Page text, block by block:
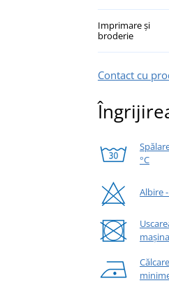
Imprimare și
broderie
Contact cu
°C
Albire